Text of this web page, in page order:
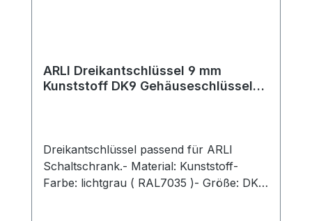
ARLI Dreikantschlüssel 9 mm
Kunststoff DK9 Gehäuseschlüssel
Dreikantschlüssel passend für ARLI
Schaltschrank.- Material: Kunststoff-
Farbe: lichtgrau ( RAL7035 )- Größe: DK 9